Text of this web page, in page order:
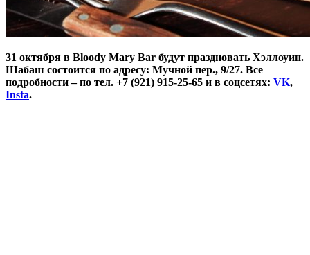
31 октября в Bloody Mary Bar будут праздновать Хэллоуин.
Шабаш состоится по адресу: Мучной пер., 9/27. Все
подробности – по тел. +7 (921) 915-25-65 и в соцсетях: VK,
Insta.